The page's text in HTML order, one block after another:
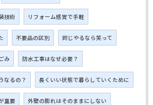
技術 リフォーム感覚で手軽
不要品の区別 同じやるなら笑って
み 防水工事はなぜ必要？
なるの？ 長くいい状態で暮らしていくために
重要 外壁の膨れはそのままにしない